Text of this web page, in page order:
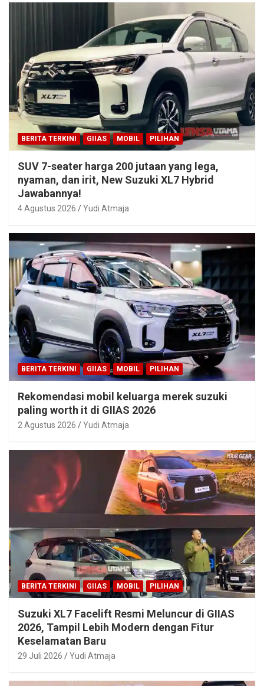
BERITA TERKINI GIIAS MOBIL PILIHAN
SUV 7-seater harga 200 jutaan yang lega,
nyaman, dan irit, New Suzuki XL7 Hybrid
Jawabannya!
4 Agustus 2026 Yudi Atmaja
BERITA TERKINI GIIAS MOBIL PILIHAN
Rekomendasi mobil keluarga merek suzuki
paling worth it di GIIAS 2026
2 Agustus 2026 Yudi Atmaja
BERITA TERKINI GIIAS MOBIL PILIHAN
Suzuki XL7 Facelift Resmi Meluncur di GIIAS
2026, Tampil Lebih Modern dengan Fitur
Keselamatan Baru
29 Juli 2026 Yudi Atmaja